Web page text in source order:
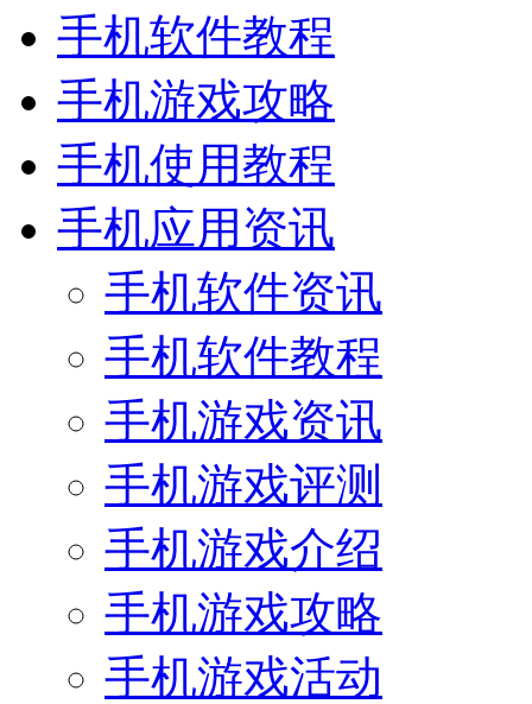
手机软件教程
手机游戏攻略
手机使用教程
手机应用资讯
手机软件资讯
手机软件教程
手机游戏资讯
手机游戏评测
手机游戏介绍
手机游戏攻略
手机游戏活动